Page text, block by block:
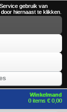
gebruik van
hiernaast te klikken.
Winkelmand
0 items € 0,00